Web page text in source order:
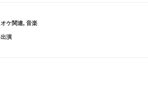
カ
ゴ
オケ関連, 音楽
タ
出演